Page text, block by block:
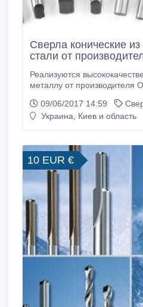
Сверла конические
стали от
Реализуются
металлу от производителя
закаленное, соответствует ГОСТам. Конический
хвостовик, средняя, длинная, удлиненная серия в
09/06/2017 14:59
Украина, Киев и область
10 EUR €